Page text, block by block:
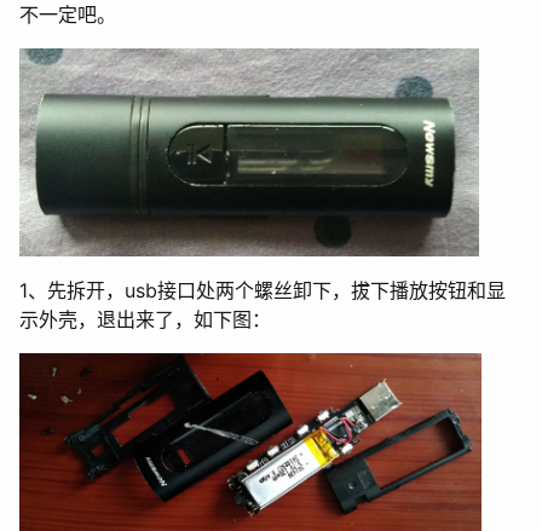
不一定吧。
1、先拆开，usb接口处两个螺丝卸下，拔下播放按钮和显
示外壳，退出来了，如下图：